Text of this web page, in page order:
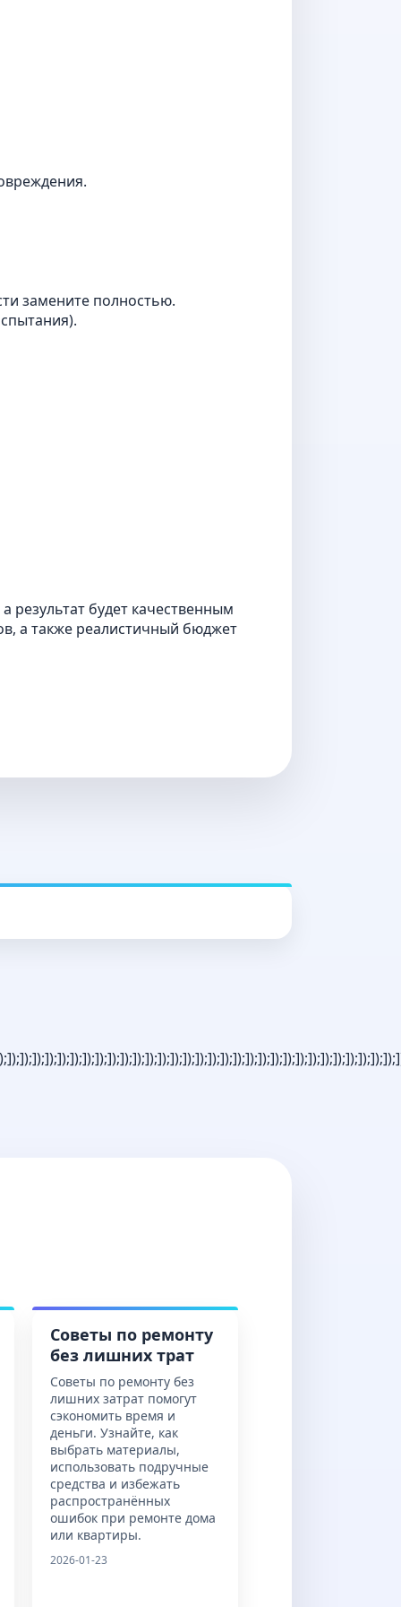
замените полностью.
результат будет качественным
а также реалистичный бюджет
Советы по ремонту
без лишних трат
Советы по ремонту без
лишних затрат помогут
сэкономить время и
деньги. Узнайте, как
выбрать материалы,
использовать подручные
средства и избежать
распространённых
ошибок при ремонте дома
или квартиры.
2026-01-23